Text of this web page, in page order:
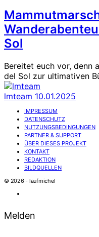
Sol
Bereitet euch vor, denn
del Sol zur ultimativen
lmteam 10.01.2025
IMPRESSUM
DATENSCHUTZ
NUTZUNGSBEDINGUNGEN
PARTNER & SUPPORT
ÜBER DIESES PROJEKT
KONTAKT
REDAKTION
BILDQUELLEN
© 2026 - laufmichel
Melden